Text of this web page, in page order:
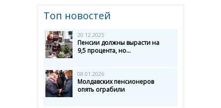
Топ новостей
20.12.2025
Пенсии должны вырасти на
9,5 процента, но...
08.01.2026
Молдавских пенсионеров
опять ограбили